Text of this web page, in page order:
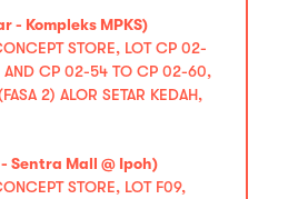
- Kompleks MPKS)
STORE, LOT CP 02-
CP 02-54 TO CP 02-60,
2) ALOR SETAR KEDAH,
Sentra Mall @ Ipoh)
STORE, LOT F09,